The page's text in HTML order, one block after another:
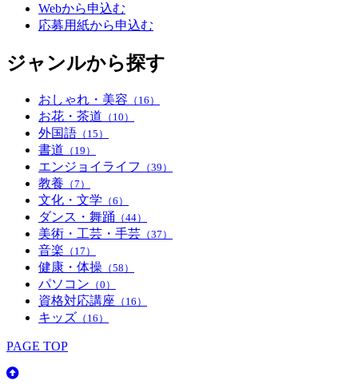
Webから申込む
応募用紙から申込む
ジャンルから探す
おしゃれ・美容 （16）
お花・茶道 （10）
外国語 （15）
書道 （19）
エンジョイライフ （39）
教養 （7）
文化・文学 （6）
ダンス・舞踊 （44）
美術・工芸・手芸 （37）
音楽 （17）
健康・体操 （58）
パソコン （0）
資格対応講座 （16）
キッズ （16）
PAGE TOP